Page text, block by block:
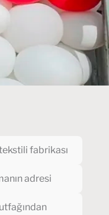
fabrikası
adresi